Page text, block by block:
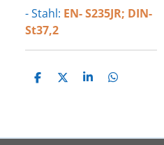
- Stahl: EN- S235JR; DIN-
St37,2
T
N
T
N
T
N
T
N